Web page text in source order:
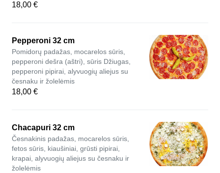
18,00 €
Pepperoni 32 cm
Pomidorų padažas, mocarelos sūris,
pepperoni dešra (aštri), sūris Džiugas,
pepperoni pipirai, alyvuogių aliejus su
česnaku ir žolelėmis
18,00 €
Chacapuri 32 cm
Česnakinis padažas, mocarelos sūris,
fetos sūris, kiaušiniai, grūsti pipirai,
krapai, alyvuogių aliejus su česnaku ir
žolelėmis